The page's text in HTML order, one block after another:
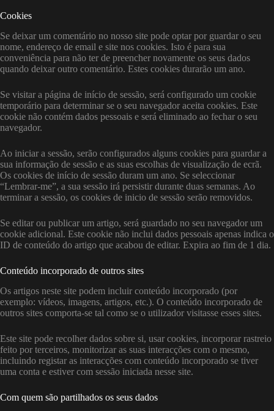
Cookies
Se deixar um comentário no nosso site pode optar por guardar o seu
nome, endereço de email e site nos cookies. Isto é para sua
conveniência para não ter de preencher novamente os seus dados
quando deixar outro comentário. Estes cookies durarão um ano.
Se visitar a página de início de sessão, será configurado um cookie
temporário para determinar se o seu navegador aceita cookies. Este
cookie não contém dados pessoais e será eliminado ao fechar o seu
navegador.
Ao iniciar a sessão, serão configurados alguns cookies para guardar a
sua informação de sessão e as suas escolhas de visualização de ecrã.
Os cookies de início de sessão duram um ano. Se seleccionar
“Lembrar-me”, a sua sessão irá persistir durante duas semanas. Ao
terminar a sessão, os cookies de inicio de sessão serão removidos.
Se editar ou publicar um artigo, será guardado no seu navegador um
cookie adicional. Este cookie não inclui dados pessoais apenas indica o
ID de conteúdo do artigo que acabou de editar. Expira ao fim de 1 dia.
Conteúdo incorporado de outros sites
Os artigos neste site podem incluir conteúdo incorporado (por
exemplo: vídeos, imagens, artigos, etc.). O conteúdo incorporado de
outros sites comporta-se tal como se o utilizador visitasse esses sites.
Este site pode recolher dados sobre si, usar cookies, incorporar rastreio
feito por terceiros, monitorizar as suas interacções com o mesmo,
incluindo registar as interacções com conteúdo incorporado se tiver
uma conta e estiver com sessão iniciada nesse site.
Com quem são partilhados os seus dados